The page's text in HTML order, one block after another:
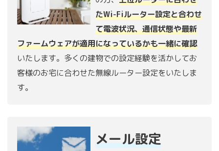
たWi-Fiルーター設定と合わせ
て電波状況、通信状態や最新
ファームウェアが適用になっているかも一緒に確認
いたします。多くの建物での設定経験を活かしてお
客様のお宅に合わせた無線ルーター設定をいたしま
す。
メール設定